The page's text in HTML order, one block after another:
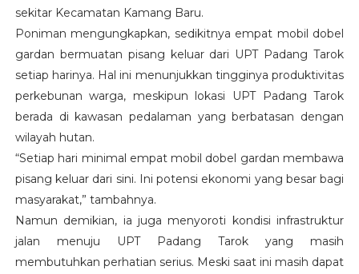
sekitar Kecamatan Kamang Baru.
Poniman mengungkapkan, sedikitnya empat mobil dobel
gardan bermuatan pisang keluar dari UPT Padang Tarok
setiap harinya. Hal ini menunjukkan tingginya produktivitas
perkebunan warga, meskipun lokasi UPT Padang Tarok
berada di kawasan pedalaman yang berbatasan dengan
wilayah hutan.
“Setiap hari minimal empat mobil dobel gardan membawa
pisang keluar dari sini. Ini potensi ekonomi yang besar bagi
masyarakat,” tambahnya.
Namun demikian, ia juga menyoroti kondisi infrastruktur
jalan menuju UPT Padang Tarok yang masih
membutuhkan perhatian serius. Meski saat ini masih dapat